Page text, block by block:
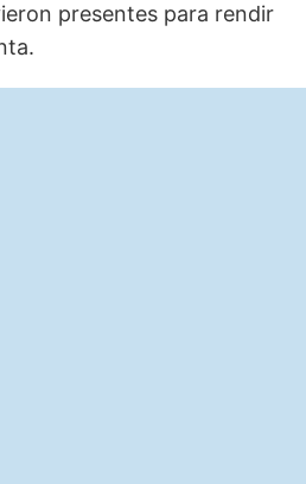
presentes para rendir